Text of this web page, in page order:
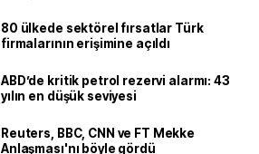
80 ülkede sektörel fırsatlar Türk
firmalarının erişimine açıldı
ABD’de kritik petrol rezervi alarmı: 43
yılın en düşük seviyesi
Reuters, BBC, CNN ve FT Mekke
Anlaşması'nı böyle gördü